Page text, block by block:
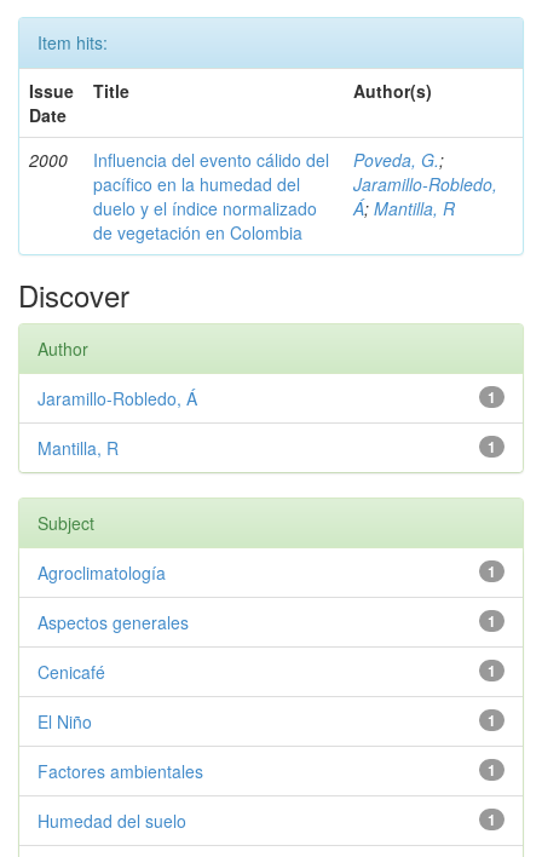
Item hits:
Issue
Date
Title Author(s)
2000
Influencia del evento cálido del
pacífico en la humedad del
duelo y el índice normalizado
de vegetación en Colombia
Poveda, G.;
Jaramillo-Robledo,
Á; Mantilla, R
Discover
Author
1
Jaramillo-Robledo, Á
1
Mantilla, R
Subject
1
Agroclimatología
1
Aspectos generales
1
Cenicafé
1
El Niño
1
Factores ambientales
1
Humedad del suelo